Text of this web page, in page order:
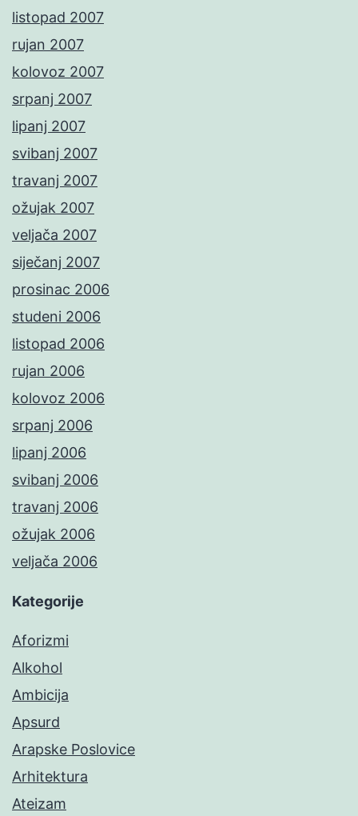
listopad 2007
rujan 2007
kolovoz 2007
srpanj 2007
lipanj 2007
svibanj 2007
travanj 2007
ožujak 2007
veljača 2007
siječanj 2007
prosinac 2006
studeni 2006
listopad 2006
rujan 2006
kolovoz 2006
srpanj 2006
lipanj 2006
svibanj 2006
travanj 2006
ožujak 2006
veljača 2006
Kategorije
Aforizmi
Alkohol
Ambicija
Apsurd
Arapske Poslovice
Arhitektura
Ateizam